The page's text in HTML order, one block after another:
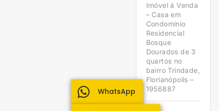
Imóvel á Venda
– Casa em
Condomínio
Residencial
Bosque
Dourados de 3
quartos no
bairro Trindade,
Florianópolis –
1956887
WhatsApp